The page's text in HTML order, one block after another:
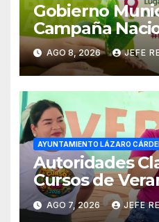
Gobierno
Campaña
Reforestación
AGO 8, 2026 JEFE
AYUNTAMIENTO LÁZARO
Autoridades
Cursos de
Seguridad
Cultura 2026
AGO 7, 2026 JEFE